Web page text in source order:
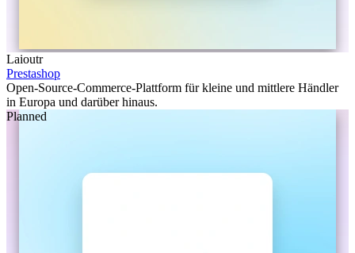
Laioutr
Prestashop
Open-Source-Commerce-Plattform für kleine und mittlere Händler
in Europa und darüber hinaus.
Planned